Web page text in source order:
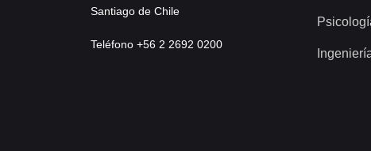
Santiago de Chile
Teléfono +56 2 2692 0200